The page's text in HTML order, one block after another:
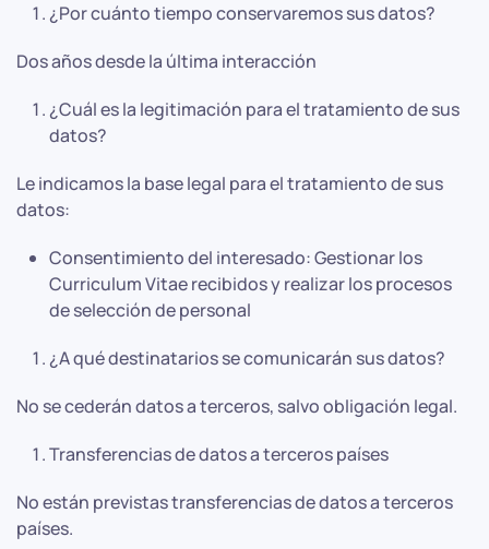
¿Por cuánto tiempo conservaremos sus datos?
Dos años desde la última interacción
¿Cuál es la legitimación para el tratamiento de sus
datos?
Le indicamos la base legal para el tratamiento de sus
datos:
Consentimiento del interesado: Gestionar los
Curriculum Vitae recibidos y realizar los procesos
de selección de personal
¿A qué destinatarios se comunicarán sus datos?
No se cederán datos a terceros, salvo obligación legal.
Transferencias de datos a terceros países
No están previstas transferencias de datos a terceros
países.